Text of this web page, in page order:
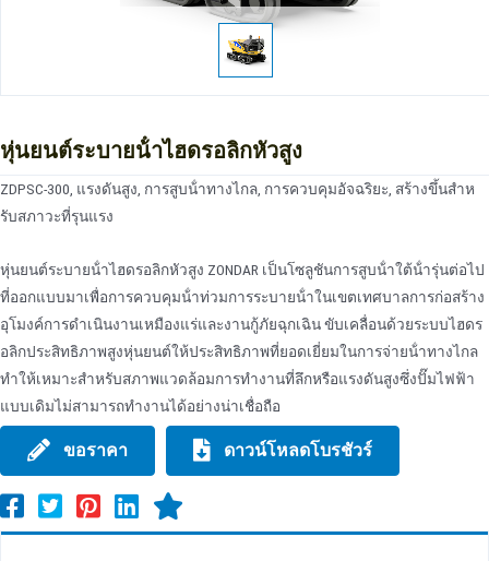
หุ่นยนต์ระบายน้ําไฮดรอลิกหัวสูง
ZDPSC-300, แรงดันสูง, การสูบน้ําทางไกล, การควบคุมอัจฉริยะ, สร้างขึ้นสําห
รับสภาวะที่รุนแรง
หุ่นยนต์ระบายน้ําไฮดรอลิกหัวสูง ZONDAR เป็นโซลูชันการสูบน้ําใต้น้ํารุ่นต่อไป
ที่ออกแบบมาเพื่อการควบคุมน้ําท่วมการระบายน้ําในเขตเทศบาลการก่อสร้าง
อุโมงค์การดําเนินงานเหมืองแร่และงานกู้ภัยฉุกเฉิน ขับเคลื่อนด้วยระบบไฮดร
อลิกประสิทธิภาพสูงหุ่นยนต์ให้ประสิทธิภาพที่ยอดเยี่ยมในการจ่ายน้ําทางไกล
ทําให้เหมาะสําหรับสภาพแวดล้อมการทํางานที่ลึกหรือแรงดันสูงซึ่งปั๊มไฟฟ้า
แบบเดิมไม่สามารถทํางานได้อย่างน่าเชื่อถือ
ขอราคา ดาวน์โหลดโบรชัวร์